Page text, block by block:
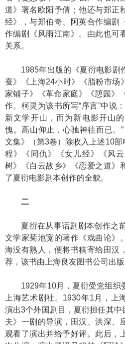
道》署名欧阳予倩；他还与郑正
经》，与郑伯奇、阿英合作编剧
作编剧《风雨江南》。由此也可
关系。
1985年出版的《夏衍电影剧
蚕》《上海24小时》《脂粉市场
家铺子》《革命家庭》《憩园》
作。柯灵为该书所写“序言”中说
新文学开山，而为新电影开山
愧。高山仰止，心驰神往而已。
文集》（第3卷）除收入上述10
程》《同仇》《女儿经》《风
树》《白云故乡》《恋爱之道》
了夏衍电影剧本创作的全貌。
二
夏衍在从事话剧剧本创作之前
文学家菊池宽的著作《戏曲论》
海没有熟人，便将书稿寄给田汉
荐，该书由上海良友图书公司出版
1929年10月，夏衍受党组织
上海艺术剧社。1930年1月，上
演出3个外国剧目，夏衍担任其
夫》一剧的导演，田汉、洪深、
观看了演出并给予好评。此后，